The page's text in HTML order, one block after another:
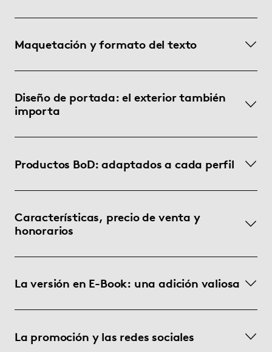
Maquetación y formato del texto
Diseño de portada: el exterior también
importa
Productos BoD: adaptados a cada perfil
Características, precio de venta y
honorarios
La versión en E-Book: una adición valiosa
La promoción y las redes sociales